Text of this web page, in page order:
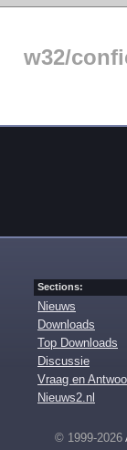
w32/
Sections:
Nieuws
Downloads
Top Downloads
Discussie
Vraag en
Nieuws2.nl
© 1999-2026